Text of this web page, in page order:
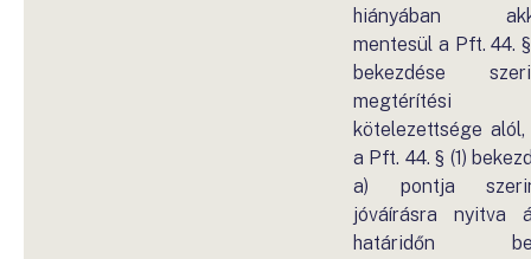
hiányában
mentesül a Pft. 44. §
bekezdése
megtérítési
kötelezettsége alól,
a Pft. 44. § (1)
a) pontja
jóváírásra nyitva
határidőn